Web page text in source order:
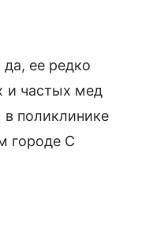
ее редко
и частых мед
в поликлинике
городе С